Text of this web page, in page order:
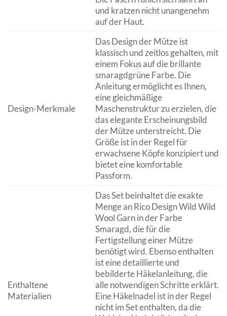
und kratzen nicht unangenehm
auf der Haut.
Design-Merkmale
Das Design der Mütze ist
klassisch und zeitlos gehalten, mit
einem Fokus auf die brillante
smaragdgrüne Farbe. Die
Anleitung ermöglicht es Ihnen,
eine gleichmäßige
Maschenstruktur zu erzielen, die
das elegante Erscheinungsbild
der Mütze unterstreicht. Die
Größe ist in der Regel für
erwachsene Köpfe konzipiert und
bietet eine komfortable
Passform.
Enthaltene
Materialien
Das Set beinhaltet die exakte
Menge an Rico Design Wild Wild
Wool Garn in der Farbe
Smaragd, die für die
Fertigstellung einer Mütze
benötigt wird. Ebenso enthalten
ist eine detaillierte und
bebilderte Häkelanleitung, die
alle notwendigen Schritte erklärt.
Eine Häkelnadel ist in der Regel
nicht im Set enthalten, da die